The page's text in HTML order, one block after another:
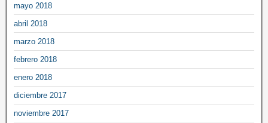
mayo 2018
abril 2018
marzo 2018
febrero 2018
enero 2018
diciembre 2017
noviembre 2017